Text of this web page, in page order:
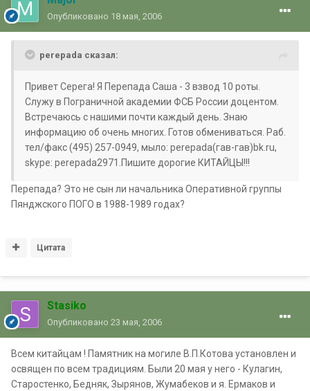
Опубликовано 18 мая, 2006
perepada сказал:
Привет Серега! Я Перепада Саша - 3 взвод 10 роты.
Служу в Пограничной академии ФСБ России доцентом.
Встречаюсь с нашими почти каждый день. Знаю
информацию об очень многих. Готов обмениваться. Раб.
тел/факс (495) 257-0949, мыло: perepada(гав-гав)bk.ru,
skype: perepada2971.Пишите дорогие КИТАЙЦЫ!!!
Перепада? Это не сын ли начальника Оперативной группы
Пянджского ПОГО в 1988-1989 годах?
Цитата
Stasiko
Опубликовано 23 мая, 2006
Всем китайцам ! Памятник на могиле В.П.Котова установлен и
освящен по всем традициям. Были 20 мая у него - Кулагин,
Старостенко, Бедняк, Зырянов, Жумабеков и я. Ермаков и